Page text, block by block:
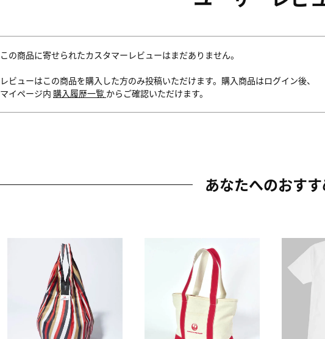
この商品に寄せられたカスタマーレビューはまだありません。
レビューはこの商品を購入した方のみ投稿いただけます。購入商品はログイン後、
マイページ内 購入履歴一覧 からご確認いただけます。
あなたへのおす